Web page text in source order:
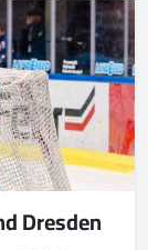
Dresden